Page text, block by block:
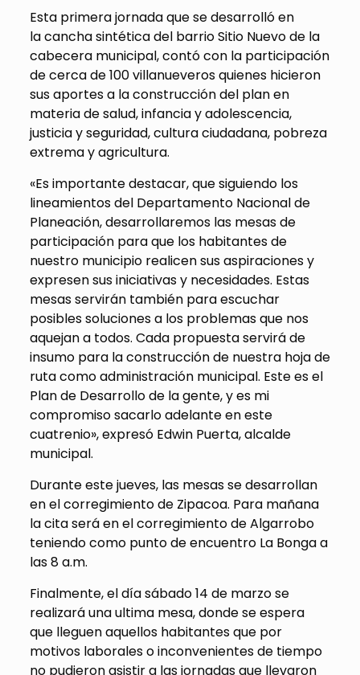
Esta primera jornada que se desarrolló en
la cancha sintética del barrio Sitio Nuevo de la
cabecera municipal, contó con la participación
de cerca de 100 villanueveros quienes hicieron
sus aportes a la construcción del plan en
materia de salud, infancia y adolescencia,
justicia y seguridad, cultura ciudadana, pobreza
extrema y agricultura.
«Es importante destacar, que siguiendo los
lineamientos del Departamento Nacional de
Planeación, desarrollaremos las mesas de
participación para que los habitantes de
nuestro municipio realicen sus aspiraciones y
expresen sus iniciativas y necesidades. Estas
mesas servirán también para escuchar
posibles soluciones a los problemas que nos
aquejan a todos. Cada propuesta servirá de
insumo para la construcción de nuestra hoja de
ruta como administración municipal. Este es el
Plan de Desarrollo de la gente, y es mi
compromiso sacarlo adelante en este
cuatrenio», expresó Edwin Puerta, alcalde
municipal.
Durante este jueves, las mesas se desarrollan
en el corregimiento de Zipacoa. Para mañana
la cita será en el corregimiento de Algarrobo
teniendo como punto de encuentro La Bonga a
las 8 a.m.
Finalmente, el día sábado 14 de marzo se
realizará una ultima mesa, donde se espera
que lleguen aquellos habitantes que por
motivos laborales o inconvenientes de tiempo
no pudieron asistir a las jornadas que llevaron